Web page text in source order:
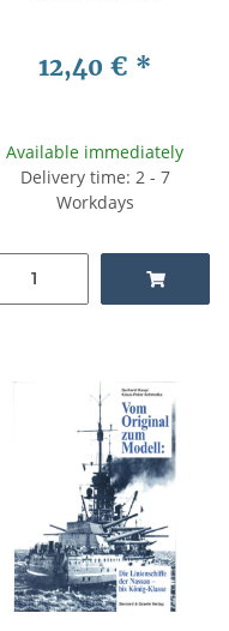
12,40 € *
Available immediately
Delivery time: 2 - 7
Workdays